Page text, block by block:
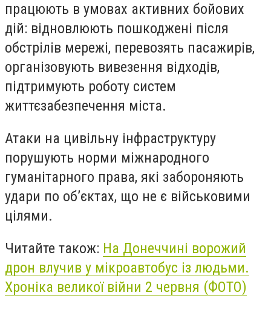
працюють в умовах активних бойових
дій: відновлюють пошкоджені після
обстрілів мережі, перевозять пасажирів,
організовують вивезення відходів,
підтримують роботу систем
життєзабезпечення міста.
Атаки на цивільну інфраструктуру
порушують норми міжнародного
гуманітарного права, які забороняють
удари по обʼєктах, що не є військовими
цілями.
Читайте також: На Донеччині ворожий
дрон влучив у мікроавтобус із людьми.
Хроніка великої війни 2 червня (ФОТО)